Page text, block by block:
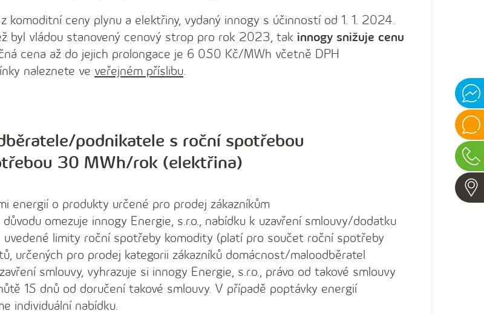
komoditní ceny plynu a elektřiny, vydaný innogy s účinností od 1. 1. 2024.
byl vládou stanovený cenový strop pro rok 2023, tak innogy snižuje cenu
cena až do jejich prolongace je 6 050 Kč/MWh včetně DPH
naleznete ve veřejném příslibu.
podnikatele s roční spotřebou
30 MWh/rok (elektřina)
energií o produkty určené pro prodej zákazníkům
omezuje innogy Energie, s.r.o., nabídku k uzavření smlouvy/dodatku
limity roční spotřeby komodity (platí pro součet roční spotřeby
určených pro prodej kategorii zákazníků domácnost/maloodběratel
smlouvy, vyhrazuje si innogy Energie, s.r.o., právo od takové smlouvy
15 dnů od doručení takové smlouvy. V případě poptávky energií
individuální nabídku.
chat
chat